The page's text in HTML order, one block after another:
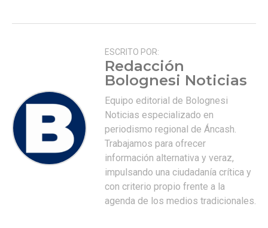
ESCRITO POR:
Redacción
Bolognesi Noticias
Equipo editorial de Bolognesi
Noticias especializado en
periodismo regional de Áncash.
Trabajamos para ofrecer
información alternativa y veraz,
impulsando una ciudadanía crítica y
con criterio propio frente a la
agenda de los medios tradicionales.